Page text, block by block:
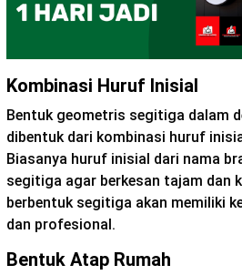
Kombinasi Huruf Inisial
Bentuk geometris segitiga dalam
dibentuk dari kombinasi huruf
Biasanya huruf inisial dari nama
segitiga agar berkesan tajam dan
berbentuk segitiga akan memiliki
dan profesional.
Bentuk Atap Rumah